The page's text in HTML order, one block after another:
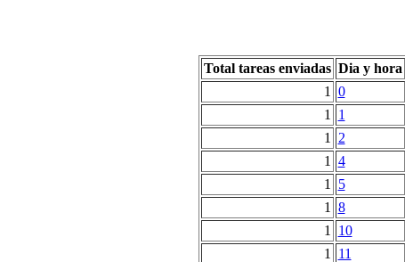
Total tareas enviadas Dia y hora
1
0
1
1
1
2
1
4
1
5
1
8
1
10
1
11